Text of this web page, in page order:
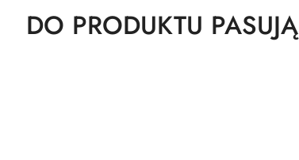
Produkty
DO PRODUKTU PASUJĄ